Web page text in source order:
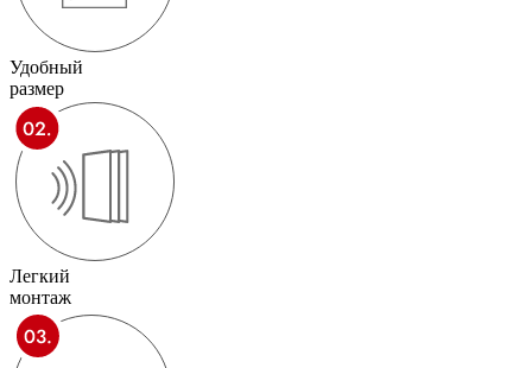
Удобный
размер
Легкий
монтаж